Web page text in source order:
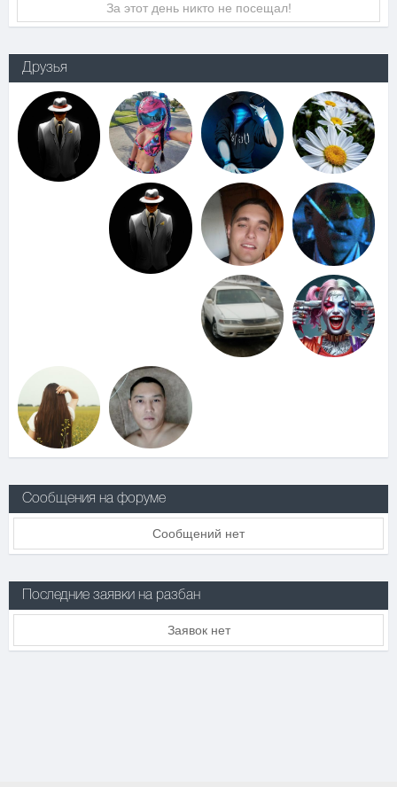
За этот день никто не посещал!
Друзья
Сообщения на форуме
Сообщений нет
Последние заявки на разбан
Заявок нет